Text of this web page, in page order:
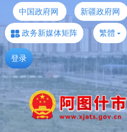
中国政府网 新疆政府网
政务新媒体矩阵
繁體
登录